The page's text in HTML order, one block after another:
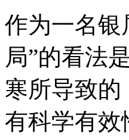
作为一名银
局”的看法
寒所导致的
有科学有效